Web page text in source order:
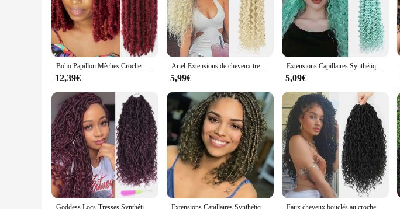
Boho Papillon Mèches Crochet Tresses de cheveux pour femmes # 30 Marron 27 1B Couleur noire 100% Fait main Papillon Faux Locs Tresses Cheveux
12,39€
Ariel-Extensions de cheveux tressés synthétiques ondulés au crochet, cheveux bouclés, vague d'eau profonde, 28 po
5,99€
Extensions Capillaires Synthétiques Ondulées, Tresses au Crochet, Boucles Afro Douces, Deep Wave, pour Femme
5,09€
Goddess Locs-Tresses Synthétiques au Crochet pour Femmes, Faux Locs, Boho Locs, Pré-bouclées, River Crochet Locks avec Extrémités Bouclées Extensions Capillaires Synthétiques au Crochet Style Boho, Tresses avec Extrémités Bouclées, Boîte de Déesse, 10 Pouces, 8 Paquets Faux cheveux bouclés au crochet pour femmes noires, cheveux synthétiques Boho, déesse pré-bouclée, 8 paquets, 14 po